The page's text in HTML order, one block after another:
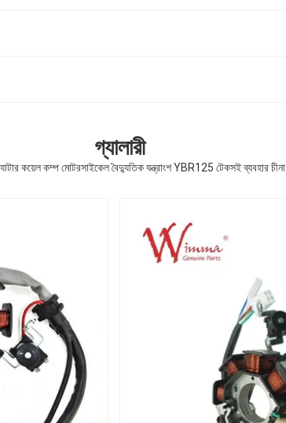
গ্যালারী
কয়েল কম্প মোটরসাইকেল বৈদ্যুতিক যন্ত্রাংশ YBR125 টেকসই ব্যবহার চীনা